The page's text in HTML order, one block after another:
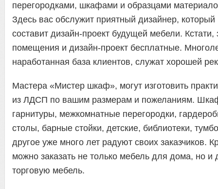
перегородками, шкафами и образцами
Здесь вас обслужит приятный дизайнер,
составит дизайн-проект будущей мебели.
помещения и дизайн-проект бесплатные.
наработанная база клиентов, служат хорошей
Мастера «Мистер шкаф», могут изготовить
из ЛДСП по вашим размерам и пожеланиям.
гарнитуры, межкомнатные перегородки,
столы, барные стойки, детские, библиотеки,
другое уже много лет радуют своих заказчиков.
можно заказать не только мебель для дома, но
торговую мебель.